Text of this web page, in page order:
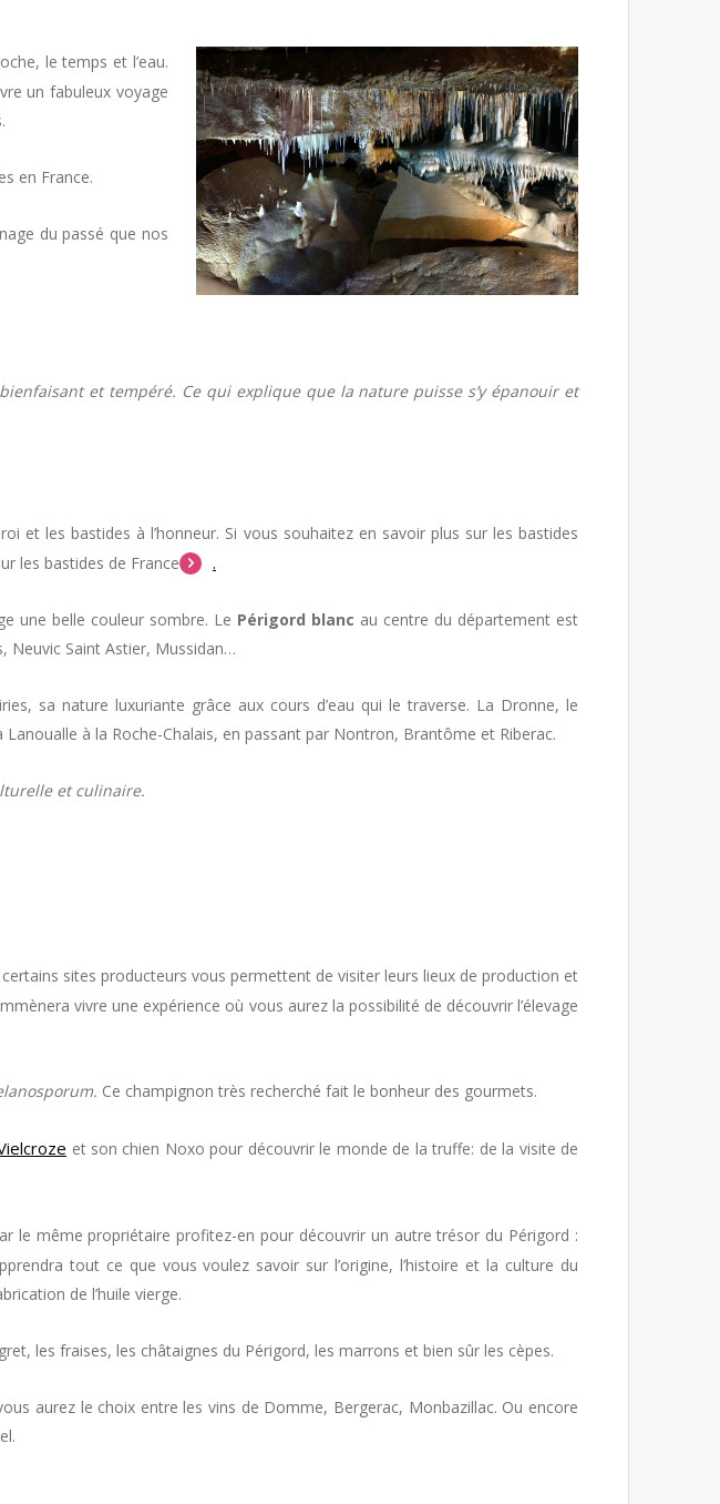
le temps et l’eau.
un fabuleux voyage
en France.
du passé que nos
et tempéré. Ce qui explique que la nature puisse s’y épanouir et
et les bastides à l’honneur. Si vous souhaitez en savoir plus sur les bastides
les bastides de France .
une belle couleur sombre. Le Périgord blanc au centre du département est
Neuvic Saint Astier, Mussidan…
sa nature luxuriante grâce aux cours d’eau qui le traverse. La Dronne, le
Lanoualle à la Roche-Chalais, en passant par Nontron, Brantôme et Riberac.
et culinaire.
sites producteurs vous permettent de visiter leurs lieux de production et
vivre une expérience où vous aurez la possibilité de découvrir l’élevage
Ce champignon très recherché fait le bonheur des gourmets.
et son chien Noxo pour découvrir le monde de la truffe: de la visite de
le même propriétaire profitez-en pour découvrir un autre trésor du Périgord :
tout ce que vous voulez savoir sur l’origine, l’histoire et la culture du
de l’huile vierge.
les fraises, les châtaignes du Périgord, les marrons et bien sûr les cèpes.
aurez le choix entre les vins de Domme, Bergerac, Monbazillac. Ou encore